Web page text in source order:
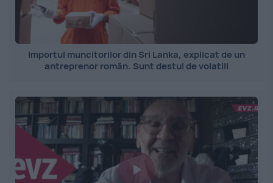
Importul muncitorilor din Sri Lanka, explicat de un
antreprenor român. Sunt destul de volatili